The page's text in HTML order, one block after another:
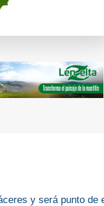
y será punto de